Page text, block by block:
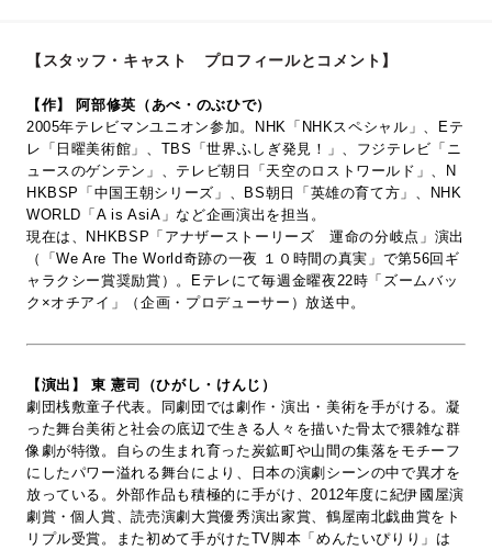
【スタッフ・キャスト プロフィールとコメント】
【作】 阿部修英（あべ・のぶひで）
2005年テレビマンユニオン参加。NHK「NHKスペシャル」、Eテ
レ「日曜美術館」、TBS「世界ふしぎ発見！」、フジテレビ「ニ
ュースのゲンテン」、テレビ朝日「天空のロストワールド」、N
HKBSP「中国王朝シリーズ」、BS朝日「英雄の育て方」、NHK
WORLD「A is AsiA」など企画演出を担当。
現在は、NHKBSP「アナザーストーリーズ 運命の分岐点」演出
（「We Are The World奇跡の一夜 １０時間の真実」で第56回ギ
ャラクシー賞奨励賞）。Eテレにて毎週金曜夜22時「ズームバッ
ク×オチアイ」（企画・プロデューサー）放送中。
【演出】 東 憲司（ひがし・けんじ）
劇団桟敷童子代表。同劇団では劇作・演出・美術を手がける。凝
った舞台美術と社会の底辺で生きる人々を描いた骨太で猥雑な群
像劇が特徴。自らの生まれ育った炭鉱町や山間の集落をモチーフ
にしたパワー溢れる舞台により、日本の演劇シーンの中で異才を
放っている。外部作品も積極的に手がけ、2012年度に紀伊國屋演
劇賞・個人賞、読売演劇大賞優秀演出家賞、鶴屋南北戯曲賞をト
リプル受賞。また初めて手がけたTV脚本「めんたいぴりり」は